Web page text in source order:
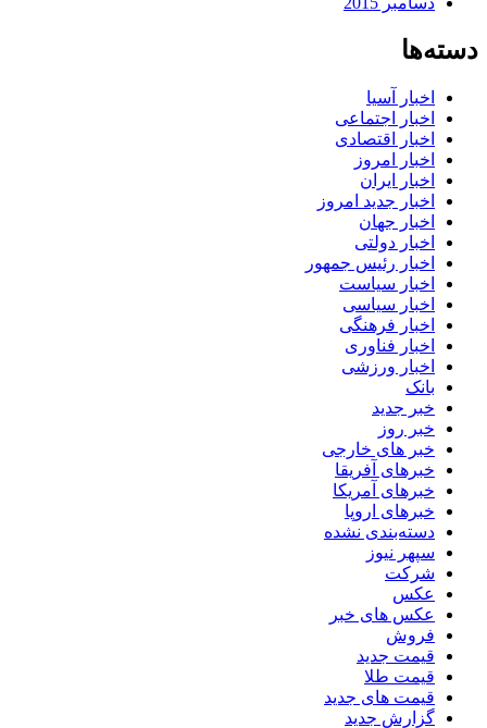
دسته‌ها
اخبار آسیا
اخبار اجتماعی
اخبار اقتصادی
اخبار امروز
اخبار ایران
اخبار جدید امروز
اخبار جهان
اخبار دولتی
اخبار رئیس جمهور
اخبار سیاست
اخبار سیاسی
اخبار فرهنگی
اخبار فناوری
اخبار ورزشی
بانک
خبر جدید
خبر روز
خبر های خارجی
خبرهای آفریقا
خبرهای آمریکا
خبرهای اروپا
دسته‌بندی نشده
سپهر نیوز
شرکت
عکس
عکس های خبر
فروش
قیمت جدید
قیمت طلا
قیمت های جدید
گزارش جدید